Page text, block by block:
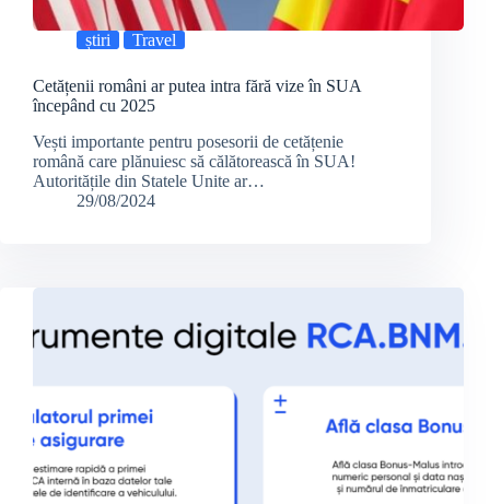
știri Travel
Cetățenii români ar putea intra fără vize în SUA
începând cu 2025
Vești importante pentru posesorii de cetățenie
română care plănuiesc să călătorească în SUA!
Autoritățile din Statele Unite ar…
29/08/2024